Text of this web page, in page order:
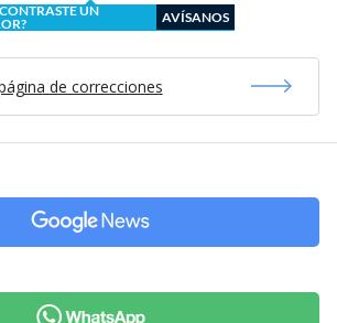
UN
AVÍSANOS
de correcciones